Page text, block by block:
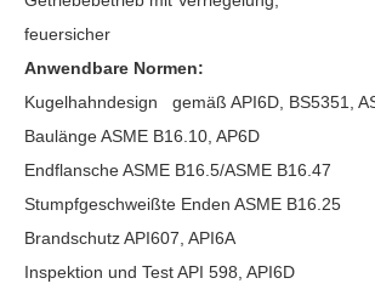
feuersicher
Anwendbare Normen:
Kugelhahndesign gemäß API6D, BS5351,
Baulänge ASME B16.10, AP6D
Endflansche ASME B16.5/ASME B16.47
Stumpfgeschweißte Enden ASME B16.25
Brandschutz API607, API6A
Inspektion und Test API 598, API6D